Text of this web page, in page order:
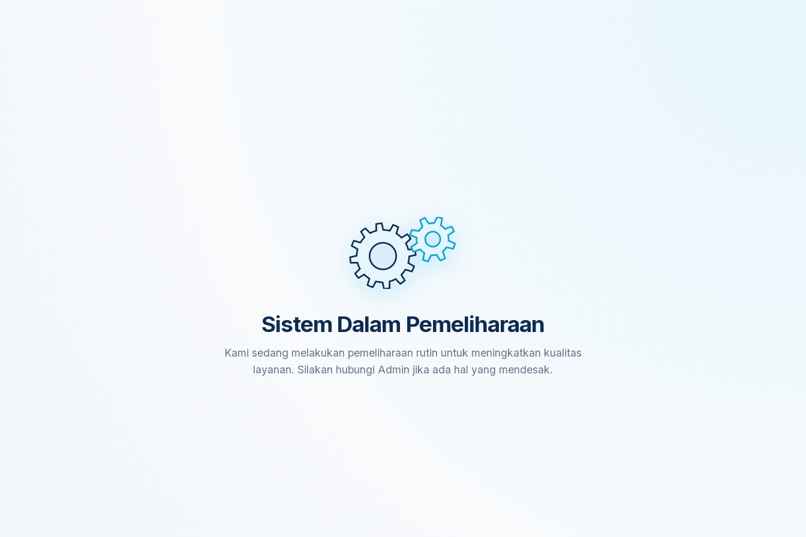
Sistem Dalam Pemeliharaan
Kami sedang melakukan pemeliharaan rutin untuk meningkatkan kualitas
layanan. Silakan hubungi Admin jika ada hal yang mendesak.